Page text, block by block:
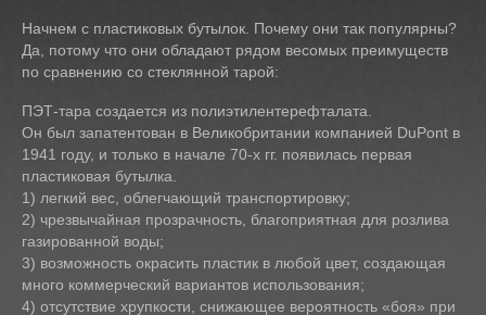
Начнем с пластиковых бутылок. Почему они так популярны?
Да, потому что они обладают рядом весомых преимуществ
по сравнению со стеклянной тарой:
ПЭТ-тара создается из полиэтилентерефталата.
Он был запатентован в Великобритании компанией DuPont в
1941 году, и только в начале 70-х гг. появилась первая
пластиковая бутылка.
1) легкий вес, облегчающий транспортировку;
2) чрезвычайная прозрачность, благоприятная для розлива
газированной воды;
3) возможность окрасить пластик в любой цвет, создающая
много коммерческий вариантов использования;
4) отсутствие хрупкости, снижающее вероятность «боя» при